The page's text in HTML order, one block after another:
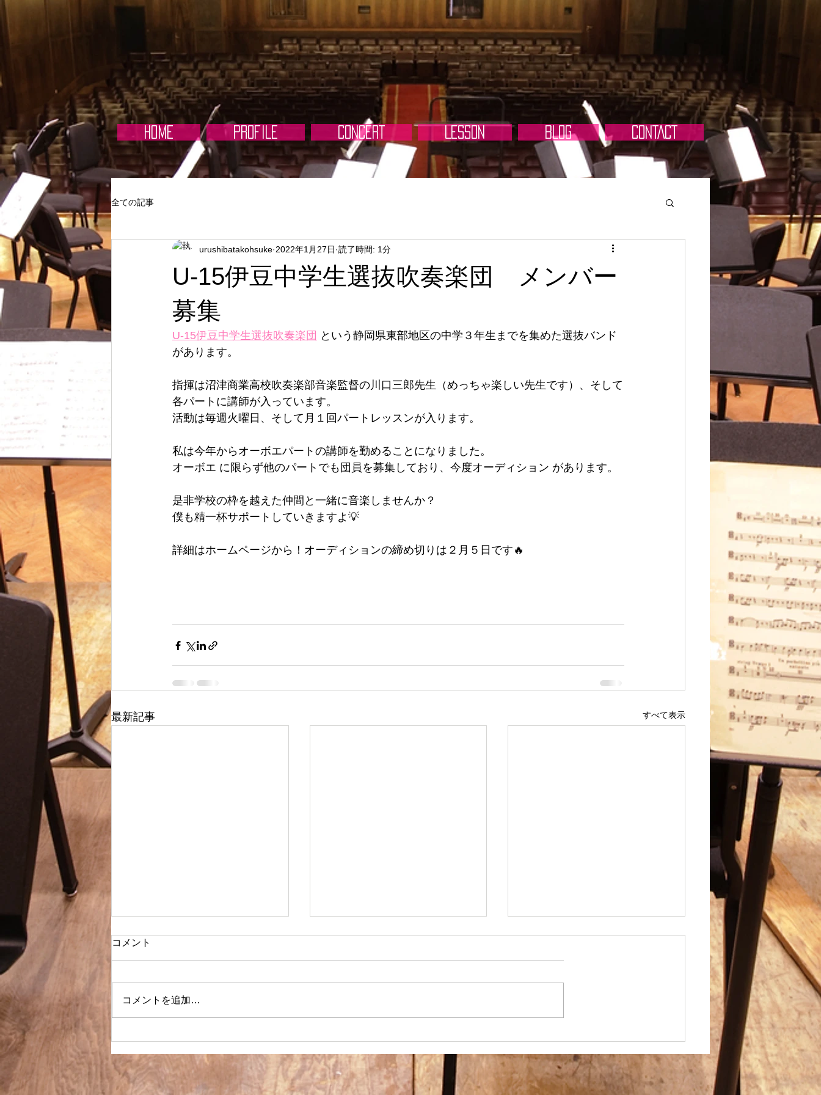
HOME PROFILE CONCERT LESSON BLOG CONTACT
全ての記事
U-15伊豆中学生選抜吹奏楽団 メンバー
募集
urushibatakohsuke 2022年1月27日 読了時間: 1分
U-15伊豆中学生選抜吹奏楽団 という静岡県東部地区の中学３年生までを集めた選抜バンド
があります。
指揮は沼津商業高校吹奏楽部音楽監督の川口三郎先生（めっちゃ楽しい先生です）、そして
各パートに講師が入っています。
活動は毎週火曜日、そして月１回パートレッスンが入ります。
私は今年からオーボエパートの講師を勤めることになりました。
オーボエ に限らず他のパートでも団員を募集しており、今度オーディション があります。
是非学校の枠を越えた仲間と一緒に音楽しませんか？
僕も精一杯サポートしていきますよ💡
詳細はホームページから！オーディションの締め切りは２月５日です🔥
最新記事 すべて表示
コンサートのお知らせ
【祝】生徒がソロコン東海大
東海大会において、高校２年の生
しました。難曲ですが本当によく
頑張ったと思います。 おめでと
コメント
コメントを追加…